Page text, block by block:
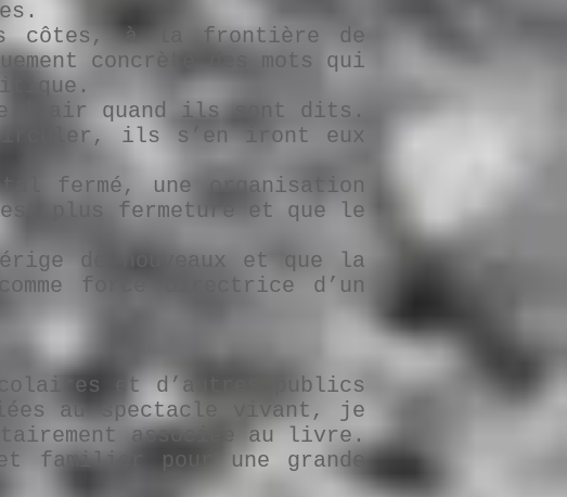
côtes, à la frontière de
concrète des mots qui
l’air quand ils sont dits.
ils s’en iront eux
fermé, une organisation
plus fermeture et que le
de nouveaux et que la
force directrice d’un
et d’autres publics
au spectacle vivant, je
associée au livre.
familier pour une grande